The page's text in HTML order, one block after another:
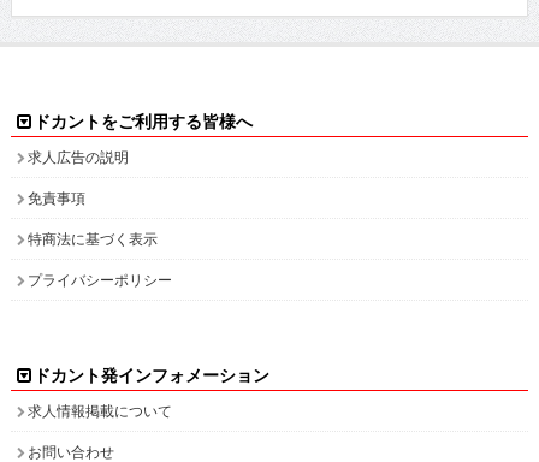
ドカントをご利用する皆様へ
求人広告の説明
免責事項
特商法に基づく表示
プライバシーポリシー
ドカント発インフォメーション
求人情報掲載について
お問い合わせ